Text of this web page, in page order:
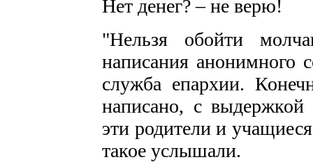
Нет денег? – не верю!
"Нельзя обойти
написания анонимного
служба епархии.
написано, с
эти родители и
такое услышали.